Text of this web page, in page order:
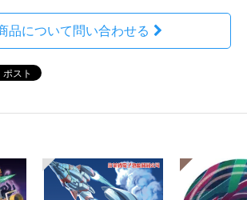
品について問い合わせる